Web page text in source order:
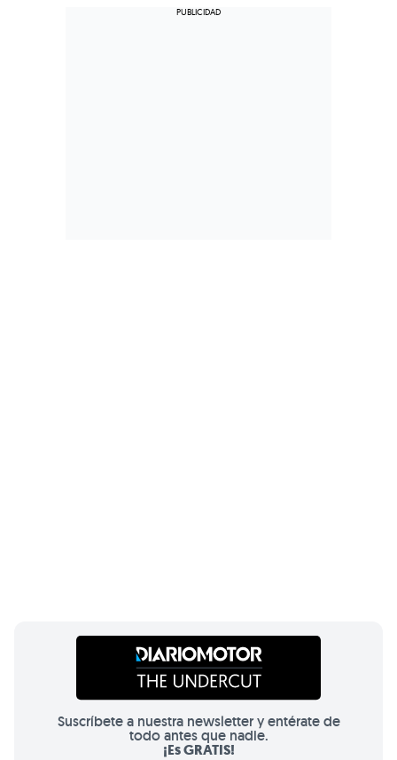
Suscríbete a nuestra newsletter y entérate de
todo antes que nadie.
¡Es GRATIS!